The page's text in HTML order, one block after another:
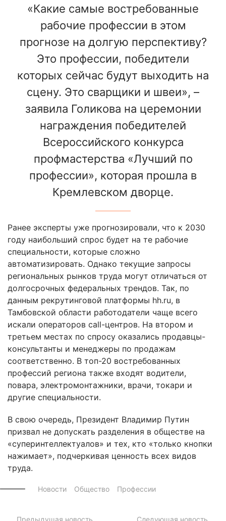
«Какие самые востребованные
рабочие профессии в этом
прогнозе на долгую перспективу?
Это профессии, победители
которых сейчас будут выходить на
сцену. Это сварщики и швеи», –
заявила Голикова на церемонии
награждения победителей
Всероссийского конкурса
профмастерства «Лучший по
профессии», которая прошла в
Кремлевском дворце.
Ранее эксперты уже прогнозировали, что к 2030
году наибольший спрос будет на те рабочие
специальности, которые сложно
автоматизировать. Однако текущие запросы
региональных рынков труда могут отличаться от
долгосрочных федеральных трендов. Так, по
данным рекрутинговой платформы hh.ru, в
Тамбовской области работодатели чаще всего
искали операторов call-центров. На втором и
третьем местах по спросу оказались продавцы-
консультанты и менеджеры по продажам
соответственно. В топ-20 востребованных
профессий региона также входят водители,
повара, электромонтажники, врачи, токари и
другие специальности.
В свою очередь, Президент Владимир Путин
призвал не допускать разделения в обществе на
«суперинтеллектуалов» и тех, кто «только кнопки
нажимает», подчеркивая ценность всех видов
труда.
Новости Общество Профессии